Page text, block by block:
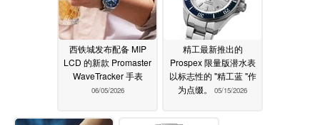
西铁城发布配备 MIP
LCD 的新款 Promaster
WaveTracker 手表
06/05/2026
精工最新推出的
Prospex 限量版潜水表
以标志性的 "精工蓝 "作
为点缀。
05/15/2026